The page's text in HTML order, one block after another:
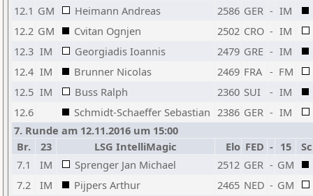
12.1 GM Heimann Andreas 2586 GER - IM
12.2 GM Cvitan Ognjen 2502 CRO - IM
12.3 IM Georgiadis Ioannis 2479 GRE - IM
12.4 IM Brunner Nicolas 2469 FRA - FM
12.5 IM Buss Ralph 2360 SUI - IM
12.6
Schmidt-Schaeffer Sebastian 2386 GER - IM
7. Runde am 12.11.2016 um 15:00
Br.
23 LSG IntelliMagic Elo FED - 15
7.1
IM Sprenger Jan Michael 2512 GER - GM
7.2
IM Pijpers Arthur 2465 NED - GM